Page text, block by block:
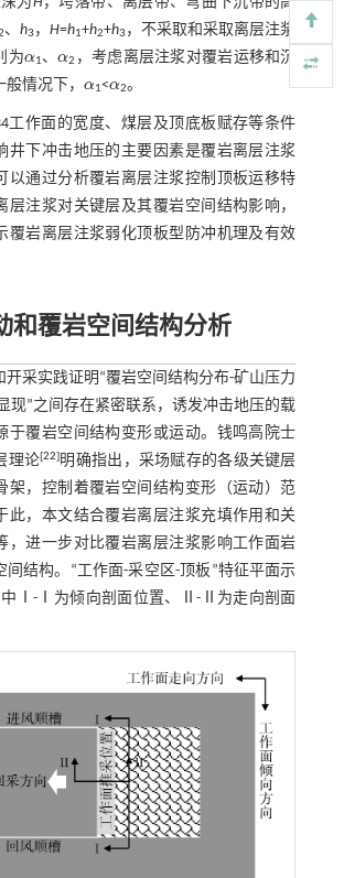
、 h3 ， H=h1+h2+h3 ，不采取和采取离层注浆
为α
α 1、α
α2 ，考虑离层注浆对覆岩运移和沉
情况下， α
α 1<α
α 2。
工作面的宽度、煤层及顶底板赋存等条件
井下冲击地压的主要因素是覆岩离层注浆
以通过分析覆岩离层注浆控制顶板运移特
层注浆对关键层及其覆岩空间结构影响，
覆岩离层注浆弱化顶板型防冲机理及有效
和覆岩空间结构分析
开采实践证明“覆岩空间结构分布-矿山压力
现”之间存在紧密联系，诱发冲击地压的载
于覆岩空间结构变形或运动。钱鸣高院士
理论[22]明确指出，采场赋存的各级关键层
架，控制着覆岩空间结构变形（运动）范
此，本文结合覆岩离层注浆充填作用和关
，进一步对比覆岩离层注浆影响工作面岩
间结构。“工作面-采空区-顶板”特征平面示
中Ⅰ-Ⅰ为倾向剖面位置、Ⅱ-Ⅱ为走向剖面